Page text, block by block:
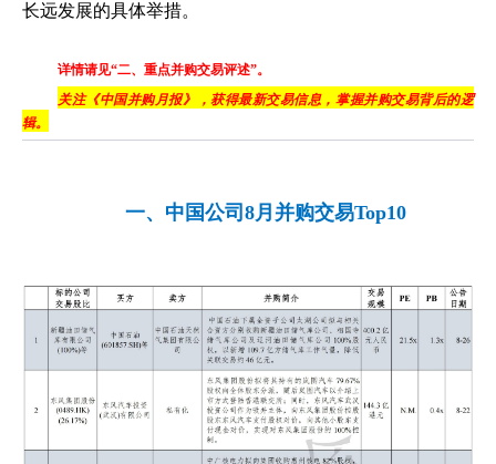
长远发展的具体举措。
详情请见“二、重点并购交易评述”。
关注《中国并购月报》，获得最新交易信息，掌握并购交易背后的逻
辑。
一、中国公司8月并购交易Top10